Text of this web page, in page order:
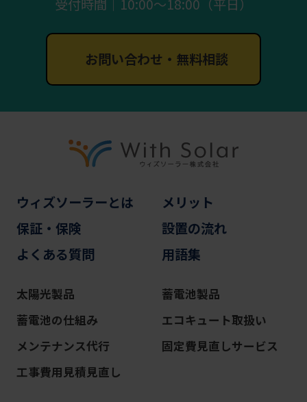
お問い合わせ・無料相談
ウィズソーラーとは
メリット
保証・保険
設置の流れ
よくある質問
用語集
太陽光製品
蓄電池製品
蓄電池の仕組み
エコキュート取扱い
メンテナンス代行
固定費見直しサービス
工事費用見積見直し